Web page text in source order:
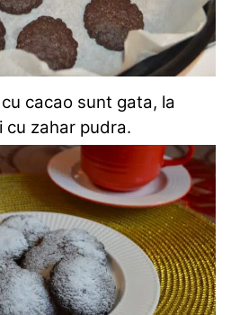
cacao sunt gata, la
zahar pudra.